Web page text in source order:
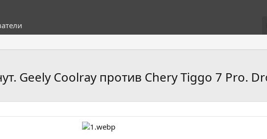
Geely Coolray против Chery Tiggo 7 Pro.